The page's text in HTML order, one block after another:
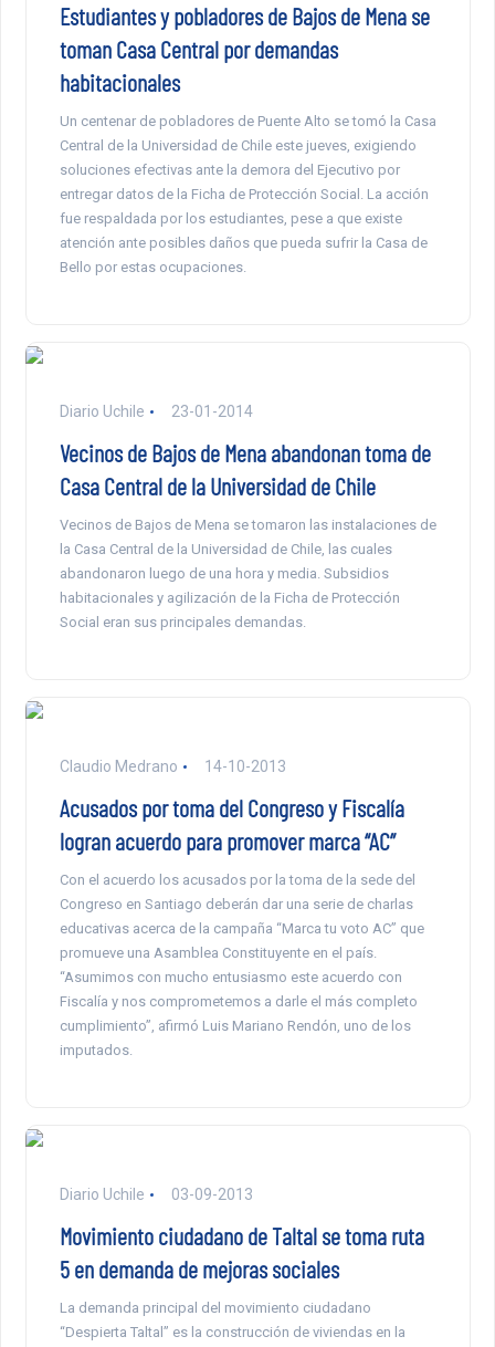
Estudiantes y pobladores de Bajos de Mena se
toman Casa Central por demandas
habitacionales
Un centenar de pobladores de Puente Alto se tomó la Casa
Central de la Universidad de Chile este jueves, exigiendo
soluciones efectivas ante la demora del Ejecutivo por
entregar datos de la Ficha de Protección Social. La acción
fue respaldada por los estudiantes, pese a que existe
atención ante posibles daños que pueda sufrir la Casa de
Bello por estas ocupaciones.
Diario Uchile 23-01-2014
Vecinos de Bajos de Mena abandonan toma de
Casa Central de la Universidad de Chile
Vecinos de Bajos de Mena se tomaron las instalaciones de
la Casa Central de la Universidad de Chile, las cuales
abandonaron luego de una hora y media. Subsidios
habitacionales y agilización de la Ficha de Protección
Social eran sus principales demandas.
Claudio Medrano 14-10-2013
Acusados por toma del Congreso y Fiscalía
logran acuerdo para promover marca “AC”
Con el acuerdo los acusados por la toma de la sede del
Congreso en Santiago deberán dar una serie de charlas
educativas acerca de la campaña “Marca tu voto AC” que
promueve una Asamblea Constituyente en el país.
“Asumimos con mucho entusiasmo este acuerdo con
Fiscalía y nos comprometemos a darle el más completo
cumplimiento”, afirmó Luis Mariano Rendón, uno de los
imputados.
Diario Uchile 03-09-2013
Movimiento ciudadano de Taltal se toma ruta
5 en demanda de mejoras sociales
La demanda principal del movimiento ciudadano
“Despierta Taltal” es la construcción de viviendas en la